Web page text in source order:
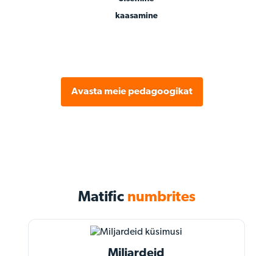
kaasamine
Avasta meie pedagoogikat
Matific numbrites